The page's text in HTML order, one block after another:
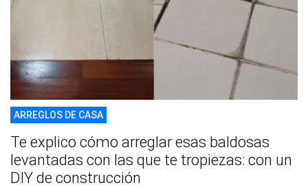
ARREGLOS DE CASA
Te explico cómo arreglar esas baldosas
levantadas con las que te tropiezas: con un
DIY de construcción